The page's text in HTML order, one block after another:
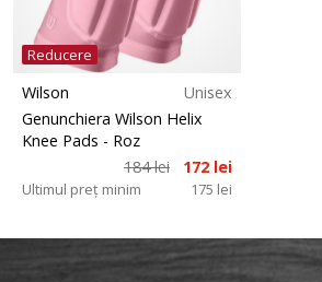
Reducere
Wilson
Unisex
Genunchiera Wilson Helix
Knee Pads - Roz
184 lei
172 lei
Ultimul preț minim 175 lei